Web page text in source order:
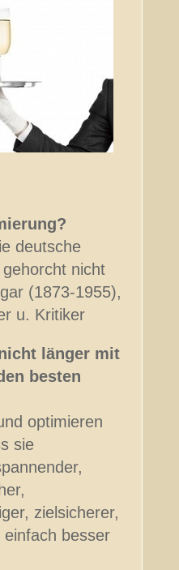
deutsche
nicht
(1873-1955),
u. Kritiker
länger mit
besten
optimieren
sie
zielsicherer,
besser